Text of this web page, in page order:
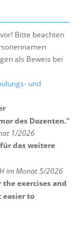
Bitte beachten
als Beweis bei
und
des Dozenten."
1/2026
das weitere
im Monat 5/2026
exercises and
easier to